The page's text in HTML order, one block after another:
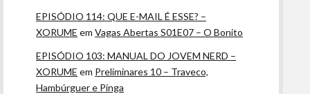
EPISÓDIO 114: QUE E-MAIL É ESSE? –
XORUME emVagas Abertas S01E07 – O Bonito
EPISÓDIO 103: MANUAL DO JOVEM NERD –
XORUME em Preliminares 10 – Traveco,
Hambúrguer e Pinga